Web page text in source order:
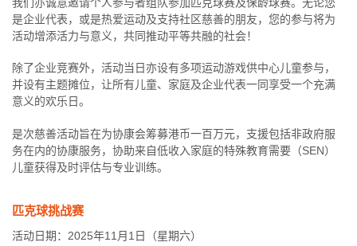
是企业代表，或是热爱运动及支持社区慈善的朋友，您的参与将为
活动增添活力与意义，共同推动平等共融的社会！
除了企业竞赛外，活动当日亦设有多项运动游戏供中心儿童参与，
并设有主题摊位，让所有儿童、家庭及企业代表一同享受一个充满
意义的欢乐日。
是次慈善活动旨在为协康会筹募港币一百万元，支援包括非政府服
务在内的协康服务，协助来自低收入家庭的特殊教育需要（SEN）
儿童获得及时评估与专业训练。
匹克球挑战赛
活动日期：2025年11月1日（星期六）